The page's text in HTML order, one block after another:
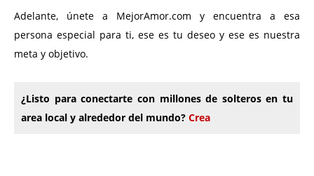
Adelante, únete a MejorAmor.com y encuentra a esa
persona especial para ti, ese es tu deseo y ese es nuestra
meta y objetivo.
¿Listo para conectarte con millones de solteros en tu
area local y alrededor del mundo? Crea